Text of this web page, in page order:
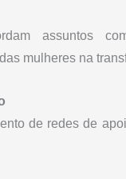
assuntos
mulheres na
de redes de